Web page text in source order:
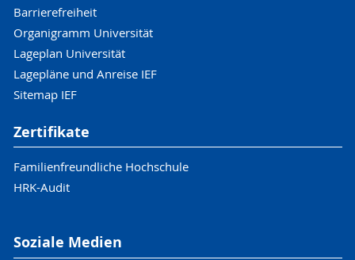
Barrierefreiheit
Organigramm Universität
Lageplan Universität
Lagepläne und Anreise IEF
Sitemap IEF
Zertifikate
Familienfreundliche Hochschule
HRK-Audit
Soziale Medien